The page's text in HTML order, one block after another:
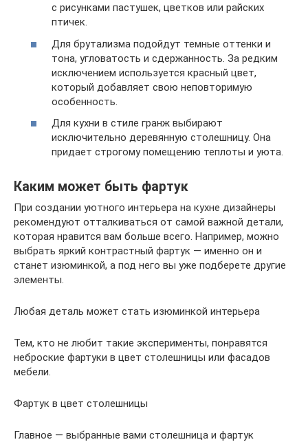
с рисунками пастушек, цветков или райских
птичек.
Для брутализма подойдут темные оттенки и
тона, угловатость и сдержанность. За редким
исключением используется красный цвет,
который добавляет свою неповторимую
особенность.
Для кухни в стиле гранж выбирают
исключительно деревянную столешницу. Она
придает строгому помещению теплоты и уюта.
Каким может быть фартук
При создании уютного интерьера на кухне дизайнеры
рекомендуют отталкиваться от самой важной детали,
которая нравится вам больше всего. Например, можно
выбрать яркий контрастный фартук — именно он и
станет изюминкой, а под него вы уже подберете другие
элементы.
Любая деталь может стать изюминкой интерьера
Тем, кто не любит такие эксперименты, понравятся
неброские фартуки в цвет столешницы или фасадов
мебели.
Фартук в цвет столешницы
Главное — выбранные вами столешница и фартук